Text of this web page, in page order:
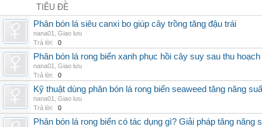
TIÊU ĐỀ
Phân bón lá siêu canxi bo giúp cây trồng tăng đậu trái
nana01
Giao lưu
Trả lời:
0
Phân bón lá rong biển xanh phục hồi cây suy sau thu hoạch
nana01
Giao lưu
Trả lời:
0
Kỹ thuật dùng phân bón lá rong biển seaweed tăng năng
nana01
Giao lưu
Trả lời:
0
Phân bón lá rong biển có tác dụng gì? Giải pháp tăng năng